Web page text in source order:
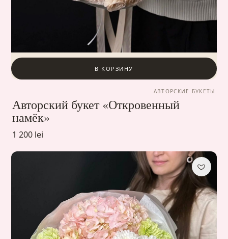
В КОРЗИНУ
АВТОРСКИЕ БУКЕТЫ
Авторский букет «Откровенный
намёк»
1 200 lei